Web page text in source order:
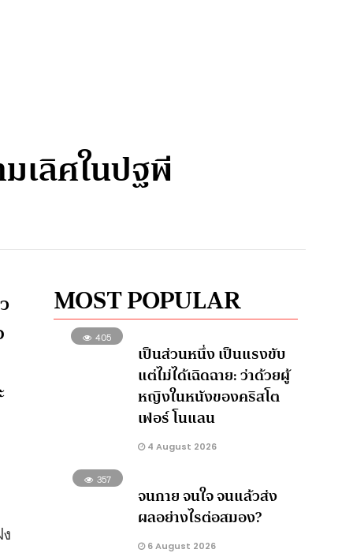
เลิศในปฐพี
MOST POPULAR
405
เป็นส่วนหนึ่ง เป็นแรงขับ
แต่ไม่ได้เฉิดฉาย: ว่าด้วยผู้
หญิงในหนังของคริสโต
เฟอร์ โนแลน
4 August 2026
357
จนกาย จนใจ จนแล้วส่ง
ผลอย่างไรต่อสมอง?
6 August 2026